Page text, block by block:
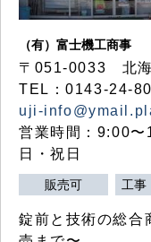
（有）富士機工商事
〒051-0033 北海
TEL：0143-24-
uji-
営業時間：9:00〜
日・祝日
販売可 工事
錠前と技術の総合